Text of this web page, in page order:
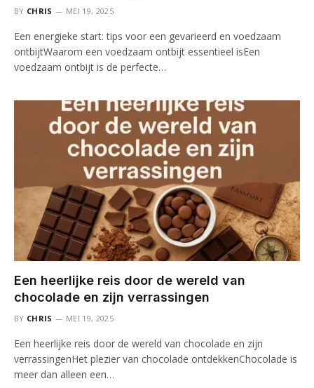
BY CHRIS MEI 19, 2025
Een energieke start: tips voor een gevarieerd en voedzaam
ontbijtWaarom een voedzaam ontbijt essentieel isEen
voedzaam ontbijt is de perfecte…
Een heerlijke reis door de wereld van
chocolade en zijn verrassingen
BY CHRIS MEI 19, 2025
Een heerlijke reis door de wereld van chocolade en zijn
verrassingenHet plezier van chocolade ontdekkenChocolade is
meer dan alleen een…